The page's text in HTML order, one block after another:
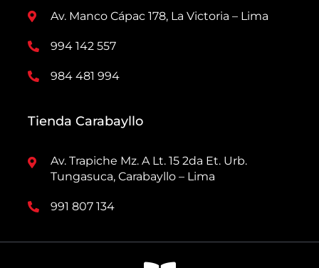
Av. Manco Cápac 178, La Victoria – Lima
994 142 557
984 481 994
Tienda Carabayllo
Av. Trapiche Mz. A Lt. 15 2da Et. Urb.
Tungasuca, Carabayllo – Lima
991 807 134